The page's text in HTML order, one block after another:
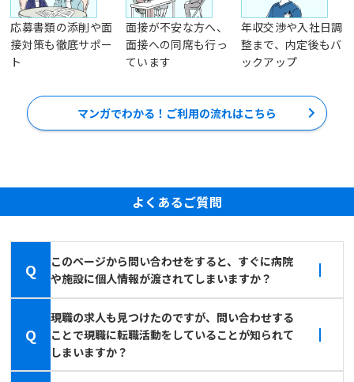
応募書類の添削や面
接対策も徹底サポー
ト
面接が不安な方へ、
面接への同席も行っ
ています
年収交渉や入社日調
整まで、内定後もバ
ックアップ
マンガでわかる！ご利用の流れはこちら
よくあるご質問
Q
このページから問い合わせをすると、すぐに病院
や施設に個人情報が渡されてしまいますか？
Q
現職の求人も見つけたのですが、問い合わせする
ことで現職に転職活動をしていることが知られて
しまいますか？